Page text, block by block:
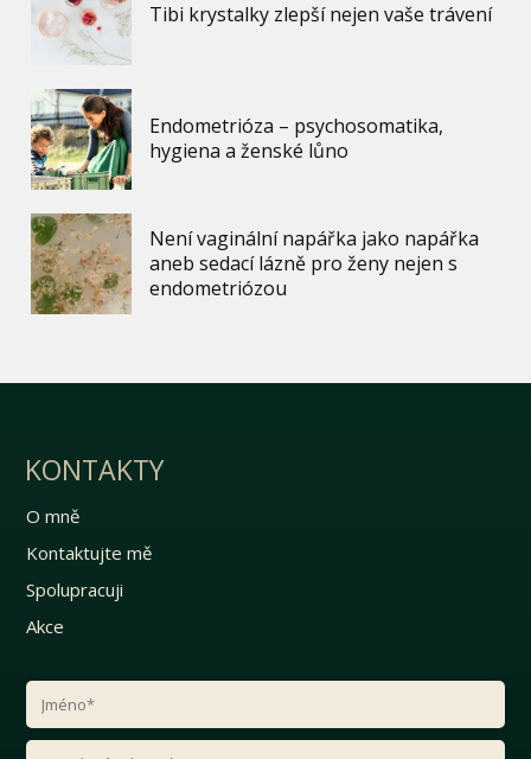
Tibi krystalky zlepší nejen vaše trávení
Endometrióza – psychosomatika,
hygiena a ženské lůno
Není vaginální napářka jako napářka
aneb sedací lázně pro ženy nejen s
endometriózou
KONTAKTY
O mně
Kontaktujte mě
Spolupracuji
Akce